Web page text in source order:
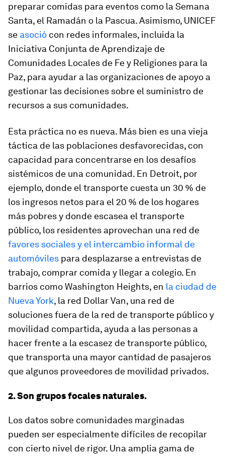
preparar comidas para eventos como la Semana
Santa, el Ramadán o la Pascua. Asimismo, UNICEF
se asoció con redes informales, incluida la
Iniciativa Conjunta de Aprendizaje de
Comunidades Locales de Fe y Religiones para la
Paz, para ayudar a las organizaciones de apoyo a
gestionar las decisiones sobre el suministro de
recursos a sus comunidades.
Esta práctica no es nueva. Más bien es una vieja
táctica de las poblaciones desfavorecidas, con
capacidad para concentrarse en los desafíos
sistémicos de una comunidad. En Detroit, por
ejemplo, donde el transporte cuesta un 30 % de
los ingresos netos para el 20 % de los hogares
más pobres y donde escasea el transporte
público, los residentes aprovechan una red de
favores sociales y el intercambio informal de
automóviles para desplazarse a entrevistas de
trabajo, comprar comida y llegar a colegio. En
barrios como Washington Heights, en la ciudad de
Nueva York, la red Dollar Van, una red de
soluciones fuera de la red de transporte público y
movilidad compartida, ayuda a las personas a
hacer frente a la escasez de transporte público,
que transporta una mayor cantidad de pasajeros
que algunos proveedores de movilidad privados.
2. Son grupos focales naturales.
Los datos sobre comunidades marginadas
pueden ser especialmente difíciles de recopilar
con cierto nivel de rigor. Una amplia gama de